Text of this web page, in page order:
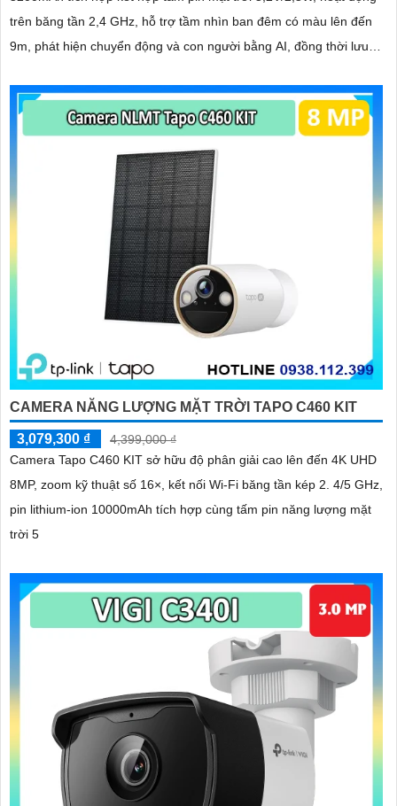
trên băng tần 2,4 GHz, hỗ trợ tầm nhìn ban đêm có màu lên đến
9m, phát hiện chuyển động và con người bằng AI, đồng thời lưu
CAMERA NĂNG LƯỢNG MẶT TRỜI TAPO C460 KIT
3,079,300 ₫
4,399,000 ₫
Camera Tapo C460 KIT sở hữu độ phân giải cao lên đến 4K UHD
8MP, zoom kỹ thuật số 16×, kết nối Wi-Fi băng tần kép 2. 4/5 GHz,
pin lithium-ion 10000mAh tích hợp cùng tấm pin năng lượng mặt
trời 5